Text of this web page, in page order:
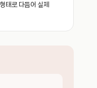
태로 다듬어 실제